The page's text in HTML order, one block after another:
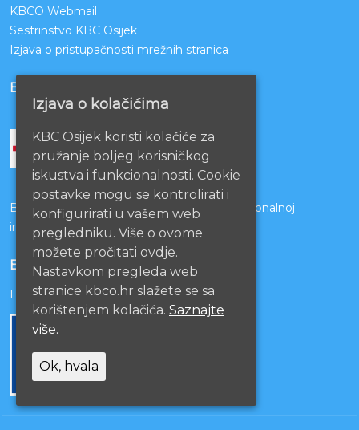
KBCO Webmail
Sestrinstvo KBC Osijek
Izjava o pristupačnosti mrežnih stranica
BOLNICE PARTNERI
Bolnice s kojima je potpisan ugovor o funkcionalnoj
integraciji
EU PROJEKTI
Lista projekata
Izjava o kolačićima
KBC Osijek koristi kolačiće za
pružanje boljeg korisničkog
iskustva i funkcionalnosti. Cookie
postavke mogu se kontrolirati i
konfigurirati u vašem web
pregledniku. Više o ovome
možete pročitati ovdje.
Nastavkom pregleda web
stranice kbco.hr slažete se sa
korištenjem kolačića. Saznajte
više.
Ok, hvala